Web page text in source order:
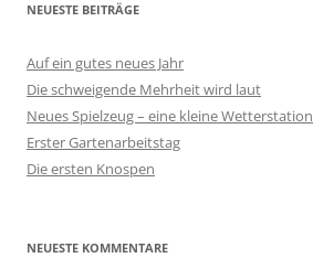
NEUESTE BEITRÄGE
Auf ein gutes neues Jahr
Die schweigende Mehrheit wird laut
Neues Spielzeug – eine kleine Wetterstation
Erster Gartenarbeitstag
Die ersten Knospen
NEUESTE KOMMENTARE